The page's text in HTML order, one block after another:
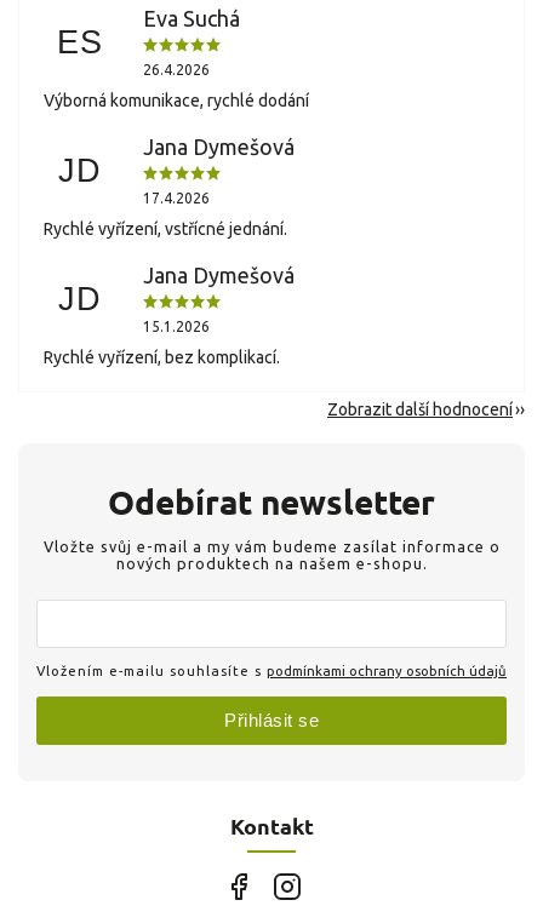
ES
Eva Suchá
26.4.2026
Výborná komunikace, rychlé dodání
JD
Jana Dymešová
17.4.2026
Rychlé vyřízení, vstřícné jednání.
JD
Jana Dymešová
15.1.2026
Rychlé vyřízení, bez komplikací.
Zobrazit další hodnocení
Kontakt
Odebírat newsletter
Vložte svůj e-mail a my vám budeme zasílat informace o
nových produktech na našem e-shopu.
Vložením e-mailu souhlasíte s podmínkami ochrany osobních údajů
Přihlásit se